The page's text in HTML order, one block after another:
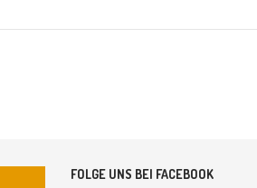
FOLGE UNS BEI FACEBOOK